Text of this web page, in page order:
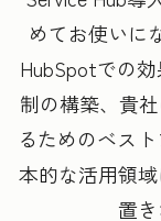
めてお使いに
HubSpotでの
制の構築、貴
るためのベス
本的な活用領
置